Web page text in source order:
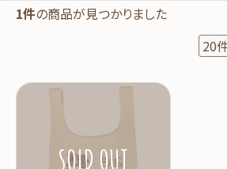
1件の商品が見つかりました